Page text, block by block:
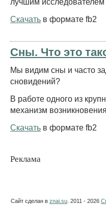
Скачать в формате fb2
Сны. Что это
Мы видим сны и часто
сновидений?
В работе одного из
механизм
Скачать в формате fb2
Реклама
Сайт сделан в znai.su . 2011 - 2026